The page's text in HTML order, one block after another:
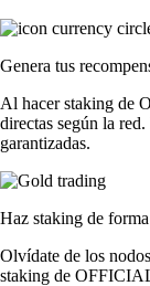
Genera tus
Al hacer staking de
directas según la
garantizadas.
Haz staking de
Olvídate de los
staking de